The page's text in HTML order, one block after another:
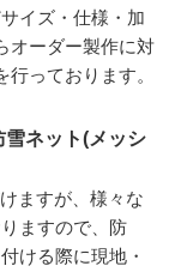
イズ・仕様・加
オーダー製作に対
っております。
ネット(メッシ
ますが、様々な
ますので、防
ける際に現地・